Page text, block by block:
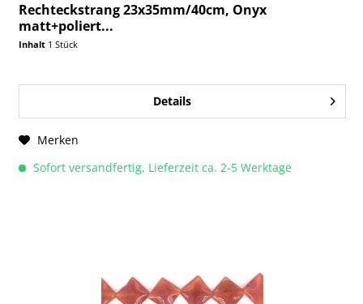
Rechteckstrang 23x35mm/40cm, Onyx
matt+poliert...
Inhalt 1 Stück
Details
Merken
Sofort versandfertig, Lieferzeit ca. 2-5 Werktage